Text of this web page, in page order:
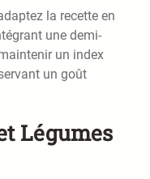
la recette en
une demi-
un index
un goût
Légumes